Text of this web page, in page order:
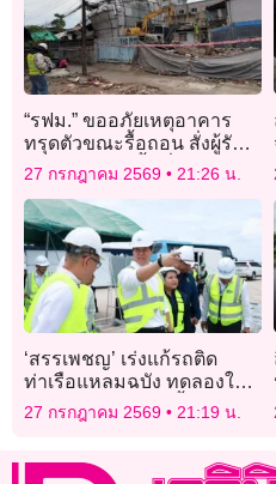
“รฟม.” ขออภัยเหตุอาคาร
ทรุดตัวขณะรื้อถอน สั่งผู้รับ
จ้างเร่งเคลียร์พื้นที่ ยันไม่มีผู้
บาดเจ็บ-เสียชีวิต
27 กรกฎาคม 2569 21:26 น.
‘สรรเพชญ’ เร่งแก้รถติด
ท่าเรือแหลมฉบัง ทดลองใช้
Truck Queue ต.ค.นี้
27 กรกฎาคม 2569 21:19 น.